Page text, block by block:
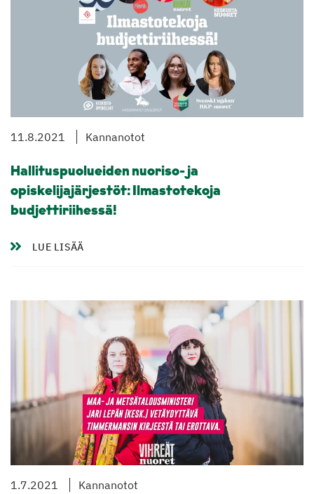
11.8.2021 Kannanotot
Hallituspuolueiden nuoriso- ja
opiskelijajärjestöt: Ilmastotekoja
budjettiriihessä!
LUE LISÄÄ
1.7.2021 Kannanotot